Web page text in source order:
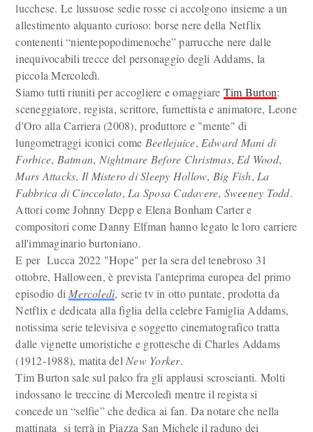
lucchese. Le lussuose sedie rosse ci accolgono insieme a un
allestimento alquanto curioso: borse nere della Netflix
contenenti “nientepopodimenoche” parrucche nere dalle
inequivocabili trecce del personaggio degli Addams, la
piccola Mercoledì.
Siamo tutti riuniti per accogliere e omaggiare Tim Burton:
sceneggiatore, regista, scrittore, fumettista e animatore, Leone
d'Oro alla Carriera (2008), produttore e "mente" di
lungometraggi iconici come Beetlejuice, Edward Mani di
Forbice, Batman, Nightmare Before Christmas, Ed Wood,
Mars Attacks, Il Mistero di Sleepy Hollow, Big Fish, La
Fabbrica di Cioccolato, La Sposa Cadavere, Sweeney Todd.
Attori come Johnny Depp e Elena Bonham Carter e
compositori come Danny Elfman hanno legato le loro carriere
all'immaginario burtoniano.
E per Lucca 2022 "Hope" per la sera del tenebroso 31
ottobre, Halloween, è prevista l'anteprima europea del primo
episodio di Mercoledì, serie tv in otto puntate, prodotta da
Netflix e dedicata alla figlia della celebre Famiglia Addams,
notissima serie televisiva e soggetto cinematografico tratta
dalle vignette umoristiche e grottesche di Charles Addams
(1912-1988), matita del New Yorker.
Tim Burton sale sul palco fra gli applausi scroscianti. Molti
indossano le treccine di Mercoledì mentre il regista si
concede un “selfie” che dedica ai fan. Da notare che nella
mattinata si terrà in Piazza San Michele il raduno dei